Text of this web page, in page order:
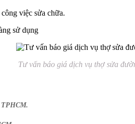
việc sửa chữa.
sử dụng
Tư vấn báo giá dịch vụ thợ sửa